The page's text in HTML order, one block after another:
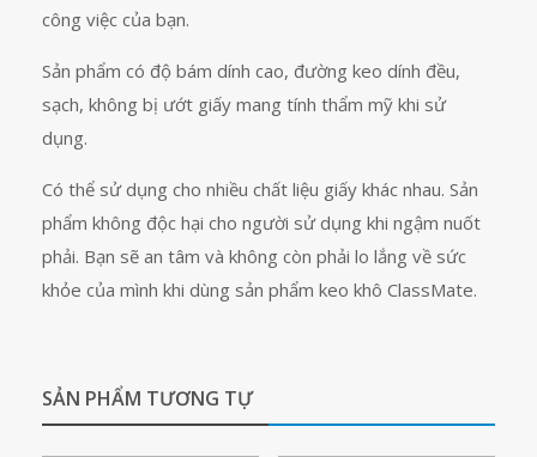
công việc của bạn.
Sản phẩm có độ bám dính cao, đường keo dính đều,
sạch, không bị ướt giấy mang tính thẩm mỹ khi sử
dụng.
Có thể sử dụng cho nhiều chất liệu giấy khác nhau. Sản
phẩm không độc hại cho người sử dụng khi ngậm nuốt
phải. Bạn sẽ an tâm và không còn phải lo lắng về sức
khỏe của mình khi dùng sản phẩm keo khô ClassMate.
SẢN PHẨM TƯƠNG TỰ